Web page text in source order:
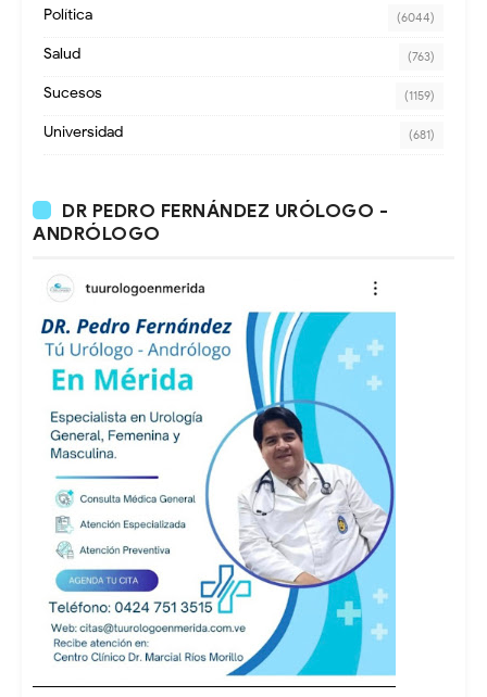
Política (6044)
Salud (763)
Sucesos (1159)
Universidad (681)
DR PEDRO FERNÁNDEZ URÓLOGO -
ANDRÓLOGO